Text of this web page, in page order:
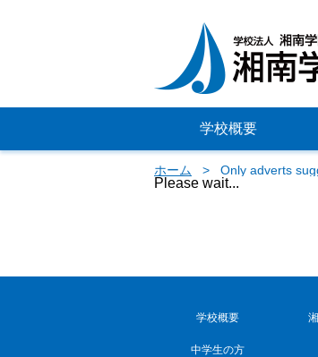
学校概要
ホーム Only adverts
Please wait...
学校概要
中学生の方